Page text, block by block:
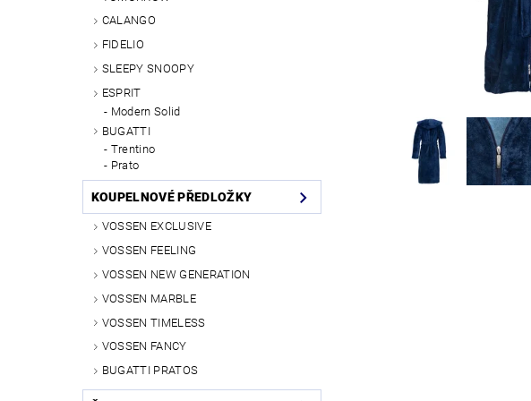
CALANGO
FIDELIO
SLEEPY SNOOPY
ESPRIT
Modern Solid
BUGATTI
Trentino
Prato
KOUPELNOVÉ PŘEDLOŽKY
VOSSEN EXCLUSIVE
VOSSEN FEELING
VOSSEN NEW GENERATION
VOSSEN MARBLE
VOSSEN TIMELESS
VOSSEN FANCY
BUGATTI PRATOS